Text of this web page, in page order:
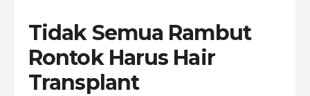
Tidak Semua Rambut
Rontok Harus Hair
Transplant